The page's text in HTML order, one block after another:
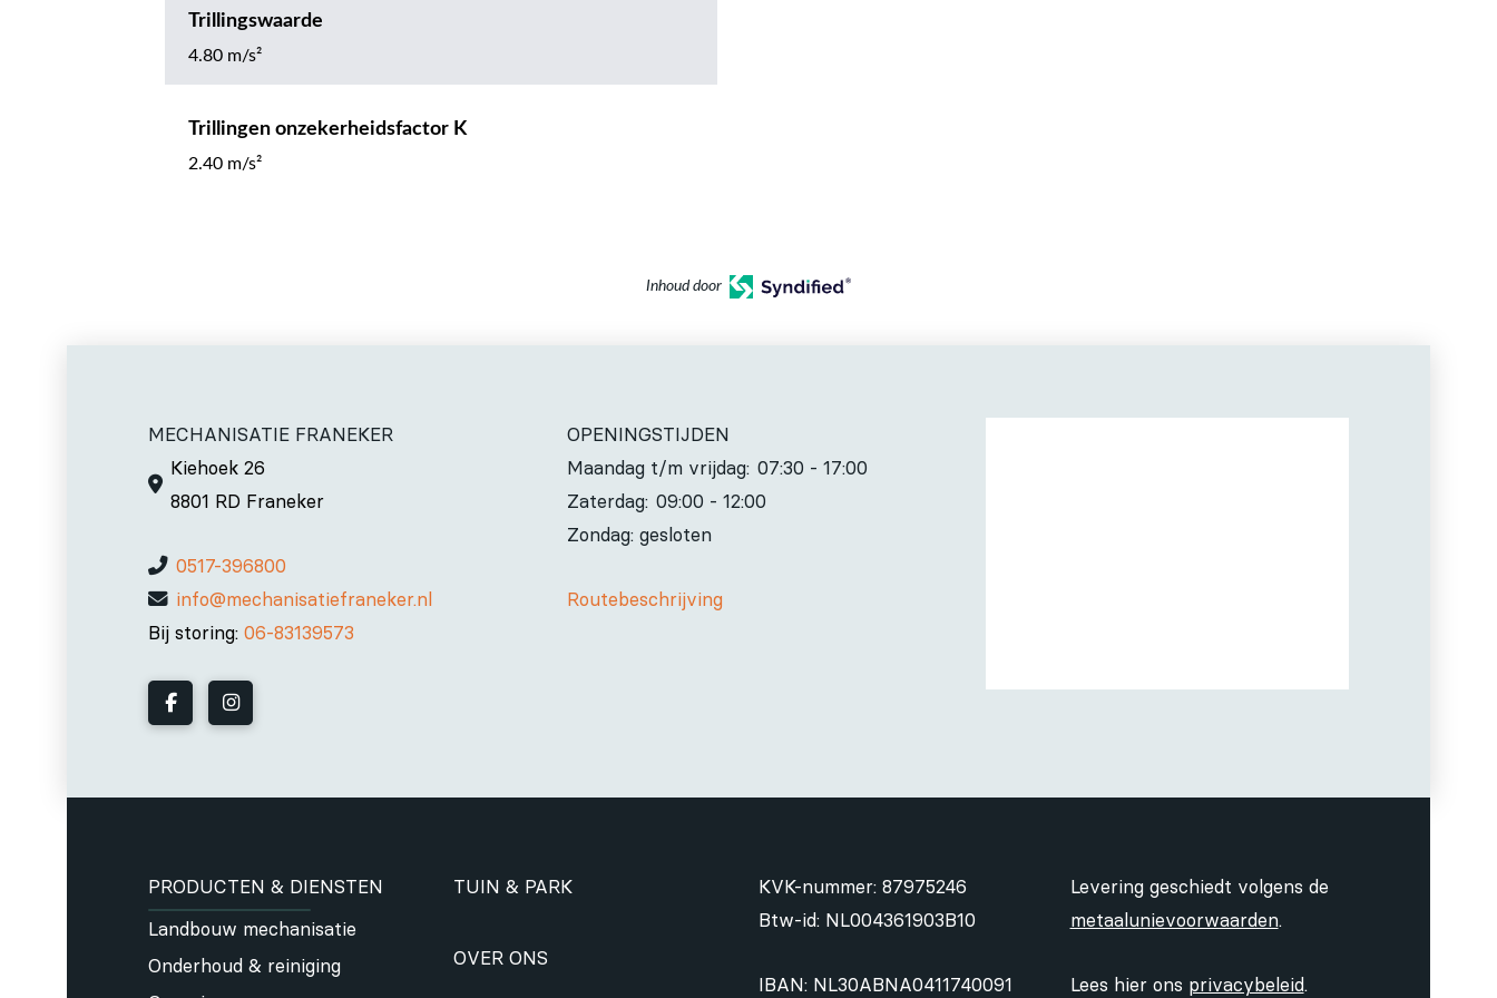
Trillingswaarde
4.80 m/s²
Trillingen onzekerheidsfactor K
2.40 m/s²
Inhoud door
MECHANISATIE FRANEKER
Kiehoek 26
8801 RD Franeker
0517-396800
info@mechanisatiefraneker.nl
Bij storing:06-83139573
OPENINGSTIJDEN
Maandag t/m vrijdag: 07:30 - 17:00
Zaterdag: 09:00 - 12:00
Zondag: gesloten
Routebeschrijving
PRODUCTEN & DIENSTEN
Landbouw mechanisatie
Onderhoud & reiniging
TUIN & PARK
OVER ONS
KVK-nummer: 87975246
Btw-id: NL004361903B10
IBAN: NL30ABNA0411740091
Levering geschiedt volgens de
metaalunievoorwaarden.
Lees hier ons privacybeleid.